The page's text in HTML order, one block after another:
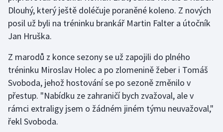
Krasobruslení
Lyže a snowboard
Moderní pětiboj
Motorsport
Dlouhý, který ještě doléčuje poraněné koleno. Z nových
posil už byli na tréninku brankář Martin Falter a útočník
Jan Hruška.
Z marodů z konce sezony se už zapojili do plného
tréninku Miroslav Holec a po zlomenině žeber i Tomáš
Svoboda, jehož hostování se po sezoně změnilo v
přestup. "Nabídku ze zahraničí bych zvažoval, ale v
rámci extraligy jsem o žádném jiném týmu neuvažoval,"
řekl Svoboda.